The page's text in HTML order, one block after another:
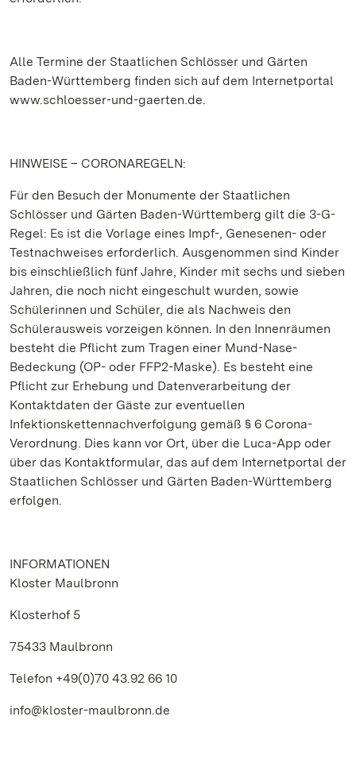
Alle Termine der Staatlichen Schlösser und Gärten
Baden-Württemberg finden sich auf dem Internetportal
www.schloesser-und-gaerten.de.
HINWEISE – CORONAREGELN:
Für den Besuch der Monumente der Staatlichen
Schlösser und Gärten Baden-Württemberg gilt die 3-G-
Regel: Es ist die Vorlage eines Impf-, Genesenen- oder
Testnachweises erforderlich. Ausgenommen sind Kinder
bis einschließlich fünf Jahre, Kinder mit sechs und sieben
Jahren, die noch nicht eingeschult wurden, sowie
Schülerinnen und Schüler, die als Nachweis den
Schülerausweis vorzeigen können. In den Innenräumen
besteht die Pflicht zum Tragen einer Mund-Nase-
Bedeckung (OP- oder FFP2-Maske). Es besteht eine
Pflicht zur Erhebung und Datenverarbeitung der
Kontaktdaten der Gäste zur eventuellen
Infektionskettennachverfolgung gemäß § 6 Corona-
Verordnung. Dies kann vor Ort, über die Luca-App oder
über das Kontaktformular, das auf dem Internetportal der
Staatlichen Schlösser und Gärten Baden-Württemberg
erfolgen.
INFORMATIONEN
Kloster Maulbronn
Klosterhof 5
75433 Maulbronn
Telefon +49(0)70 43.92 66 10
info@kloster-maulbronn.de